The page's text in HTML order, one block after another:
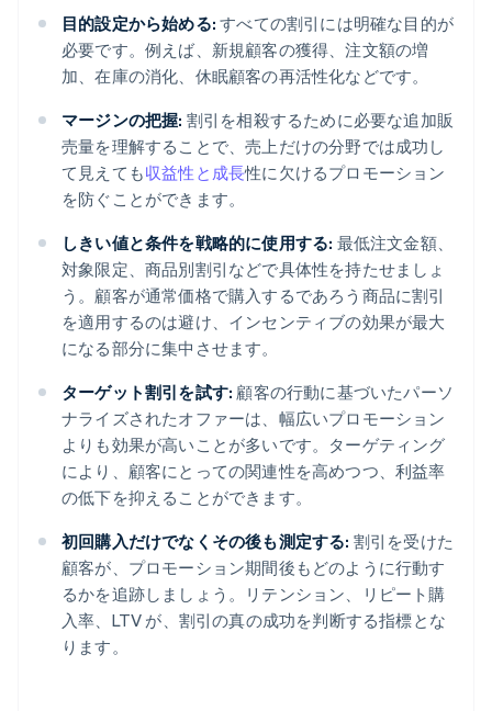
目的設定から始める: すべての割引には明確な目的が
必要です。例えば、新規顧客の獲得、注文額の増
加、在庫の消化、休眠顧客の再活性化などです。
マージンの把握: 割引を相殺するために必要な追加販
売量を理解することで、売上だけの分野では成功し
て見えても収益性と成長性に欠けるプロモーション
を防ぐことができます。
しきい値と条件を戦略的に使用する: 最低注文金額、
対象限定、商品別割引などで具体性を持たせましょ
う。顧客が通常価格で購入するであろう商品に割引
を適用するのは避け、インセンティブの効果が最大
になる部分に集中させます。
ターゲット割引を試す: 顧客の行動に基づいたパーソ
ナライズされたオファーは、幅広いプロモーション
よりも効果が高いことが多いです。ターゲティング
により、顧客にとっての関連性を高めつつ、利益率
の低下を抑えることができます。
初回購入だけでなくその後も測定する: 割引を受けた
顧客が、プロモーション期間後もどのように行動す
るかを追跡しましょう。リテンション、リピート購
入率、LTV が、割引の真の成功を判断する指標とな
ります。